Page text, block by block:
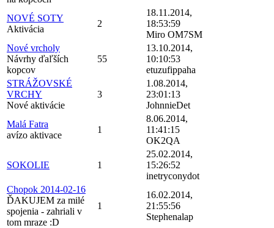
NOVÉ SOTY
Aktivácia
2
18.11.2014,
18:53:59
Miro OM7SM
Nové vrcholy
Návrhy ďaľších
kopcov
55
13.10.2014,
10:10:53
etuzufippaha
STRÁŽOVSKÉ
VRCHY
Nové aktivácie
3
1.08.2014,
23:01:13
JohnnieDet
Malá Fatra
avízo aktivace
1
8.06.2014,
11:41:15
OK2QA
SOKOLIE 1
25.02.2014,
15:26:52
inetryconydot
Chopok 2014-02-16
ĎAKUJEM za milé
spojenia - zahriali v
tom mraze :D
1
16.02.2014,
21:55:56
Stephenalap